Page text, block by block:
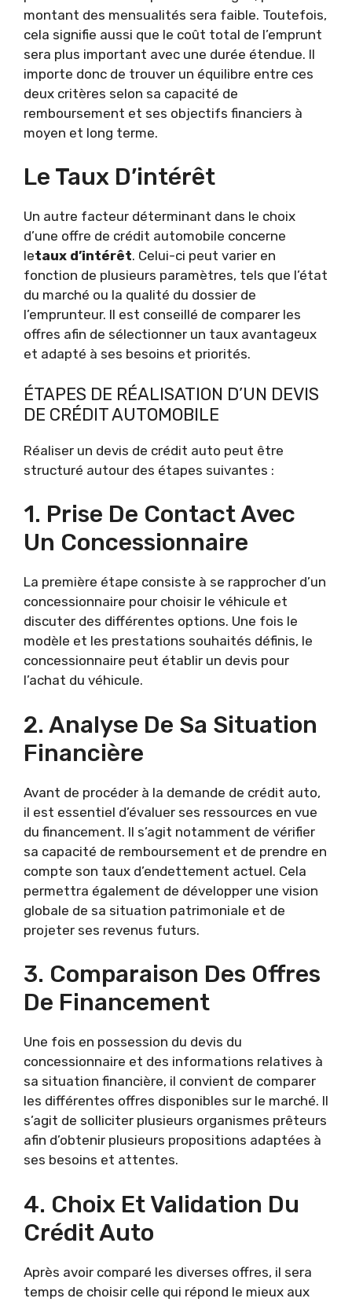
montant des mensualités sera faible. Toutefois,
cela signifie aussi que le coût total de l’emprunt
sera plus important avec une durée étendue. Il
importe donc de trouver un équilibre entre ces
deux critères selon sa capacité de
remboursement et ses objectifs financiers à
moyen et long terme.
Le Taux D’intérêt
Un autre facteur déterminant dans le choix
d’une offre de crédit automobile concerne
letaux d’intérêt. Celui-ci peut varier en
fonction de plusieurs paramètres, tels que l’état
du marché ou la qualité du dossier de
l’emprunteur. Il est conseillé de comparer les
offres afin de sélectionner un taux avantageux
et adapté à ses besoins et priorités.
ÉTAPES DE RÉALISATION D’UN DEVIS
DE CRÉDIT AUTOMOBILE
Réaliser un devis de crédit auto peut être
structuré autour des étapes suivantes :
1. Prise De Contact Avec
Un Concessionnaire
La première étape consiste à se rapprocher d’un
concessionnaire pour choisir le véhicule et
discuter des différentes options. Une fois le
modèle et les prestations souhaités définis, le
concessionnaire peut établir un devis pour
l’achat du véhicule.
2. Analyse De Sa Situation
Financière
Avant de procéder à la demande de crédit auto,
il est essentiel d’évaluer ses ressources en vue
du financement. Il s’agit notamment de vérifier
sa capacité de remboursement et de prendre en
compte son taux d’endettement actuel. Cela
permettra également de développer une vision
globale de sa situation patrimoniale et de
projeter ses revenus futurs.
3. Comparaison Des Offres
De Financement
Une fois en possession du devis du
concessionnaire et des informations relatives à
sa situation financière, il convient de comparer
les différentes offres disponibles sur le marché. Il
s’agit de solliciter plusieurs organismes prêteurs
afin d’obtenir plusieurs propositions adaptées à
ses besoins et attentes.
4. Choix Et Validation Du
Crédit Auto
Après avoir comparé les diverses offres, il sera
temps de choisir celle qui répond le mieux aux